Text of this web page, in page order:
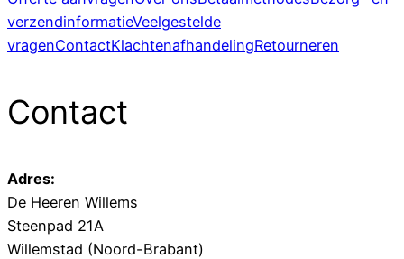
verzendinformatieVeelgestelde
vragenContactKlachtenafhandelingRetourneren
Contact
Adres:
De Heeren Willems
Steenpad 21A
Willemstad (Noord-Brabant)